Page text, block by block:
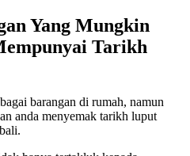
Yang Mungkin
Tarikh
barangan di rumah, namun
anda menyemak tarikh luput